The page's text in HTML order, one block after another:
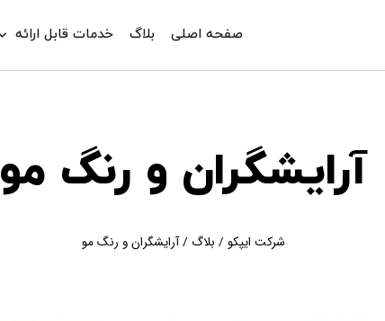
صفحه اصلی بلاگ خدمات قابل ارائه
آرایشگران و رنگ مو
شرکت ایپکو / بلاگ /آرایشگران و رنگ مو